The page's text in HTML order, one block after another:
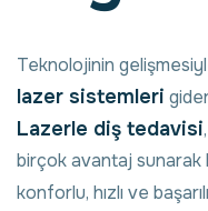
Teknolojinin
lazer sistemleri
Lazerle diş tedavisi
birçok avantaj sunarak
konforlu, hızlı ve